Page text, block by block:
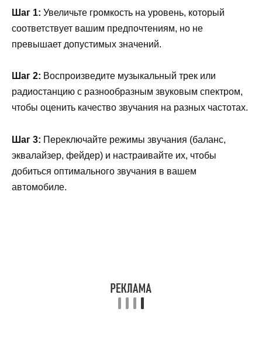
Шаг 1: Увеличьте громкость на уровень, который
соответствует вашим предпочтениям, но не
превышает допустимых значений.
Шаг 2: Воспроизведите музыкальный трек или
радиостанцию с разнообразным звуковым спектром,
чтобы оценить качество звучания на разных частотах.
Шаг 3: Переключайте режимы звучания (баланс,
эквалайзер, фейдер) и настраивайте их, чтобы
добиться оптимального звучания в вашем
автомобиле.